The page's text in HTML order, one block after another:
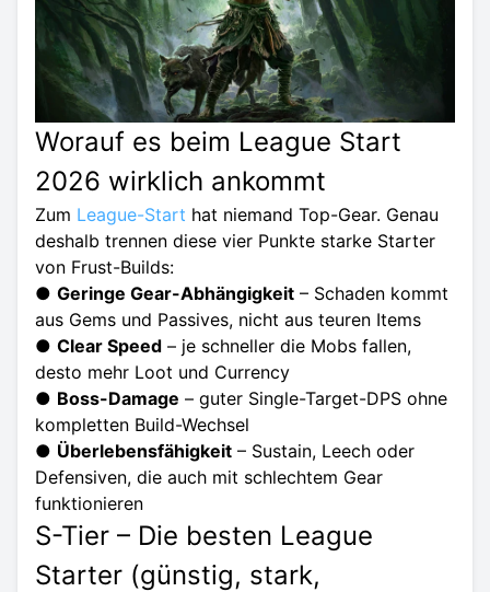
Worauf es beim League Start
2026 wirklich ankommt
Zum League-Start hat niemand Top-Gear. Genau
deshalb trennen diese vier Punkte starke Starter
von Frust-Builds:
● Geringe Gear-Abhängigkeit – Schaden kommt
aus Gems und Passives, nicht aus teuren Items
● Clear Speed – je schneller die Mobs fallen,
desto mehr Loot und Currency
● Boss-Damage – guter Single-Target-DPS ohne
kompletten Build-Wechsel
● Überlebensfähigkeit – Sustain, Leech oder
Defensiven, die auch mit schlechtem Gear
funktionieren
S-Tier – Die besten League
Starter (günstig, stark,